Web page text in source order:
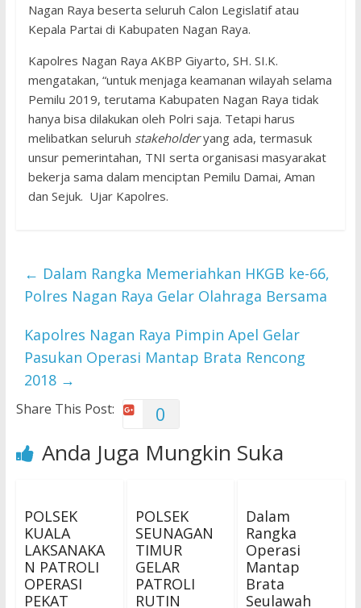
Nagan Raya beserta seluruh Calon Legislatif atau
Kepala Partai di Kabupaten Nagan Raya.
Kapolres Nagan Raya AKBP Giyarto, SH. SI.K.
mengatakan, “untuk menjaga keamanan wilayah selama
Pemilu 2019, terutama Kabupaten Nagan Raya tidak
hanya bisa dilakukan oleh Polri saja. Tetapi harus
melibatkan seluruh stakeholderyang ada, termasuk
unsur pemerintahan, TNI serta organisasi masyarakat
bekerja sama dalam menciptan Pemilu Damai, Aman
dan Sejuk. Ujar Kapolres.
← Dalam Rangka Memeriahkan HKGB ke-66,
Polres Nagan Raya Gelar Olahraga Bersama
Kapolres Nagan Raya Pimpin Apel Gelar
Pasukan Operasi Mantap Brata Rencong
2018 →
Share This Post: 0
Anda Juga Mungkin Suka
POLSEK
KUALA
LAKSANAKA
N PATROLI
OPERASI
PEKAT
POLSEK
SEUNAGAN
TIMUR
GELAR
PATROLI
RUTIN
Dalam
Rangka
Operasi
Mantap
Brata
Seulawah